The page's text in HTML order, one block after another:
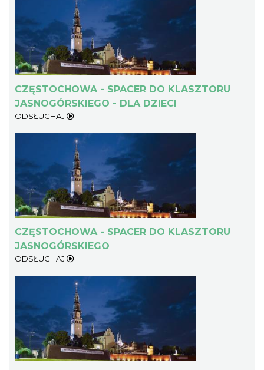
CZĘSTOCHOWA - SPACER DO KLASZTORU
JASNOGÓRSKIEGO - DLA DZIECI
ODSŁUCHAJ
CZĘSTOCHOWA - SPACER DO KLASZTORU
JASNOGÓRSKIEGO
ODSŁUCHAJ